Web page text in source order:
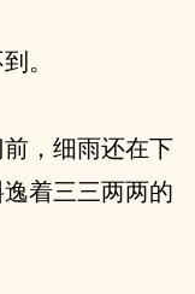
。
，细雨还在下
着三三两两的